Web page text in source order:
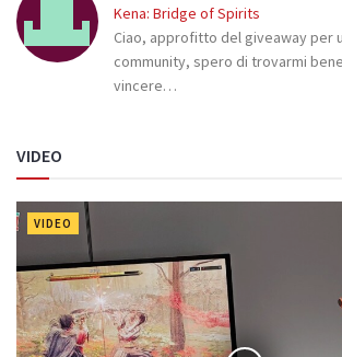
Kena: Bridge of Spirits
Ciao, approfitto del giveaway per
community, spero di trovarmi
vincere…
VIDEO
VIDEO